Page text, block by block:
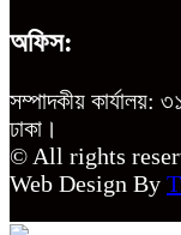
অফিস:
সম্পাদকীয় কার্যালয়:
ঢাকা।
© All rights
Web Design By